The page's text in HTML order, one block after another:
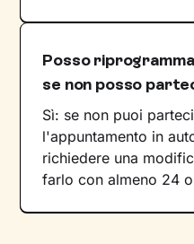
Posso
se non posso
Sì: se non puoi
l'appuntamento in
richiedere una
farlo con almeno 24